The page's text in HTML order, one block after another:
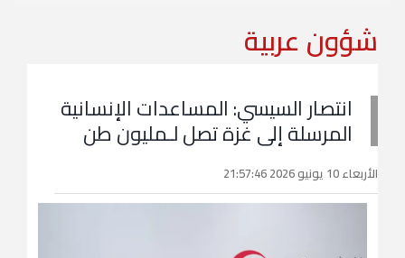
شؤون عربية
انتصار السيسي: المساعدات الإنسانية
المرسلة إلى غزة تصل لـمليون طن
الأربعاء 10 يونيو 2026 21:57:46